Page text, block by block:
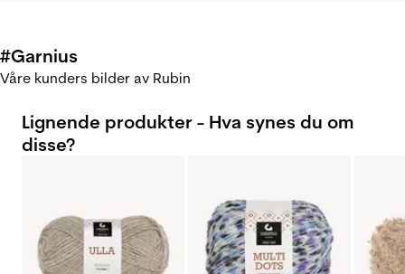
#Garnius
Våre kunders bilder av Rubin
Lignende produkter - Hva synes du om
disse?